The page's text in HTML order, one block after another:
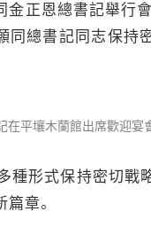
正恩總書記舉行
同總書記同志保持
平壤木蘭館出席歡迎宴
形式保持密切戰
章。